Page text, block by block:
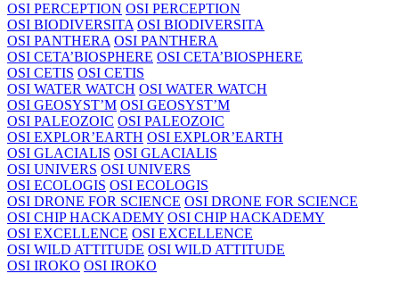
OSI PERCEPTION OSI PERCEPTION
OSI BIODIVERSITA OSI BIODIVERSITA
OSI PANTHERA OSI PANTHERA
OSI CETA’BIOSPHERE OSI CETA’BIOSPHERE
OSI CETIS OSI CETIS
OSI WATER WATCH OSI WATER WATCH
OSI GEOSYST’M OSI GEOSYST’M
OSI PALEOZOIC OSI PALEOZOIC
OSI EXPLOR’EARTH OSI EXPLOR’EARTH
OSI GLACIALIS OSI GLACIALIS
OSI UNIVERS OSI UNIVERS
OSI ECOLOGIS OSI ECOLOGIS
OSI DRONE FOR SCIENCE OSI DRONE FOR SCIENCE
OSI CHIP HACKADEMY OSI CHIP HACKADEMY
OSI EXCELLENCE OSI EXCELLENCE
OSI WILD ATTITUDE OSI WILD ATTITUDE
OSI IROKO OSI IROKO